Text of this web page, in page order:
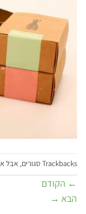
Trackbacks סגורים, אבל את/ה יכול/ה
← הקודם
הבא →